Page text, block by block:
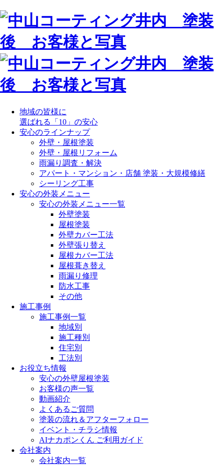
地域の皆様に
選ばれる「10」の安心
安心のラインナップ
外壁・屋根塗装
外壁・屋根リフォーム
雨漏り調査・解決
アパート・マンション・店舗 塗装・大規模修繕
シーリング工事
安心の外装メニュー
安心の外装メニュー一覧
外壁塗装
屋根塗装
外壁カバー工法
外壁張り替え
屋根カバー工法
屋根葺き替え
雨漏り修理
防水工事
その他
施工事例
施工事例一覧
地域別
施工種別
住宅別
工法別
お役立ち情報
安心の外壁屋根塗装
お客様の声一覧
動画紹介
よくあるご質問
塗装の流れ＆アフターフォロー
イベント・チラシ情報
AIナカポンくん ご利用ガイド
会社案内
会社案内一覧